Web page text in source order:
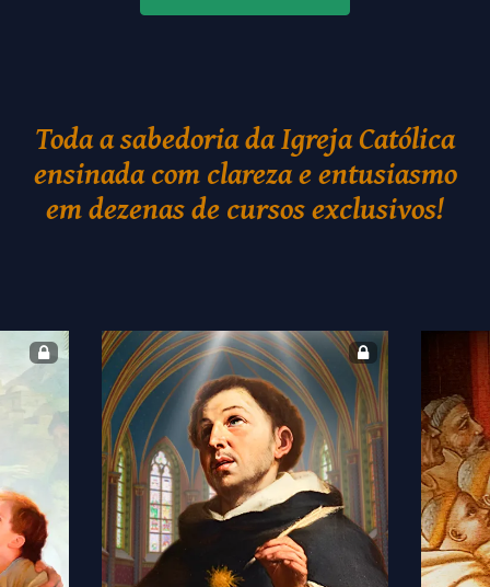
Toda a sabedoria da Igreja Católica
ensinada com clareza e entusiasmo
em dezenas de cursos exclusivos!